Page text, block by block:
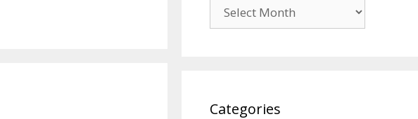
Categories